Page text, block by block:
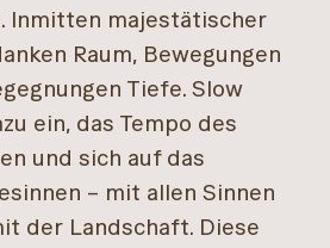
Inmitten majestätischer
Raum, Bewegungen
Tiefe. Slow
ein, das Tempo des
und sich auf das
– mit allen Sinnen
der Landschaft. Diese